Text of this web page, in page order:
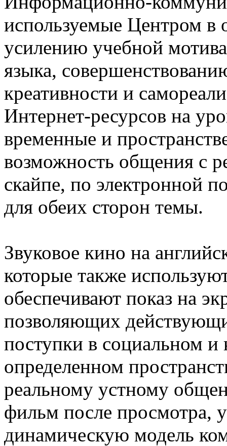
используемые Центром в
усилению учебной
языка,
креативности и
Интернет-ресурсов на
временные и
возможность общения с
скайпе, по электронной
для обеих сторон темы.
Звуковое кино на
которые также
обеспечивают показ на
позволяющих
поступки в социальном и
определенном
реальному устному
фильм после просмотра,
динамическую модель